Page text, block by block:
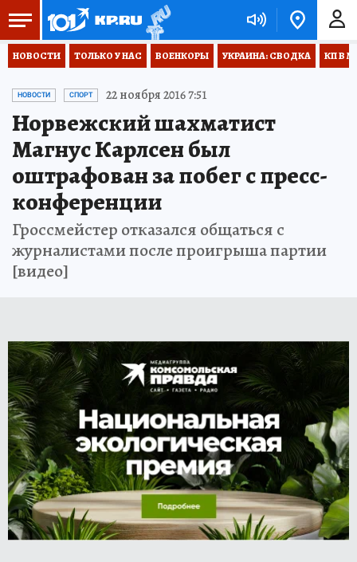
НОВОСТИ ТОЛЬКО У НАС ВОЕНКОРЫ УКРАИНА: СВОДКА КП В
НОВОСТИ СПОРТ 22 ноября 2016 7:51
Норвежский шахматист
Магнус Карлсен был
оштрафован за побег с пресс-
конференции
Гроссмейстер отказался общаться с
журналистами после проигрыша партии
[видео]